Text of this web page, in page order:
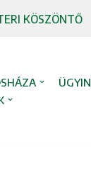
KÖSZÖNTŐ